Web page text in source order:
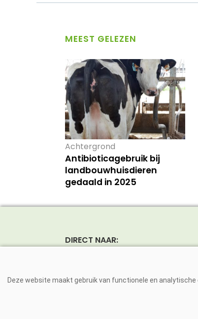
MEEST GELEZEN
Achtergrond
Antibioticagebruik bij
landbouwhuisdieren
gedaald in 2025
DIRECT NAAR:
Dierziekten
Deze website maakt gebruik van functionele en